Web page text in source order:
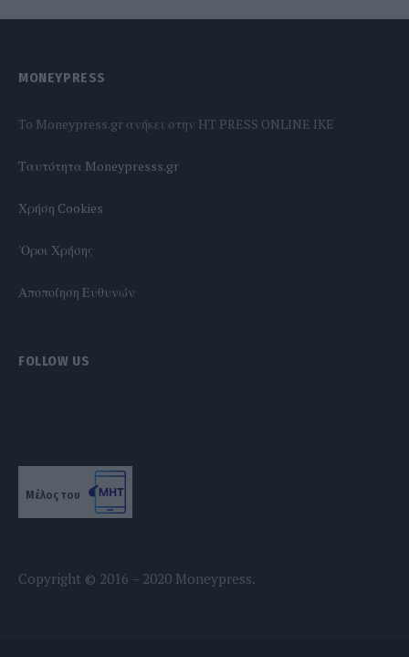
MONEYPRESS
To Moneypress.gr ανήκει στην HT PRESS ONLINE IKE
Tαυτότητα Moneypresss.gr
Χρήση Cookies
'Οροι Χρήσης
Αποποίηση Ευθυνών
FOLLOW US
Μέλος του
Copyright © 2016 – 2020 Moneypress.